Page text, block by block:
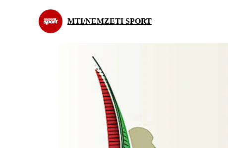
MTI/NEMZETI SPORT